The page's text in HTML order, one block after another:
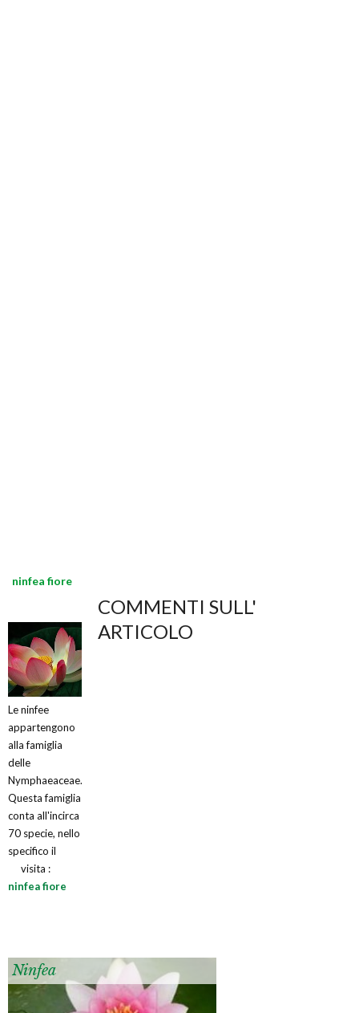
ninfea fiore
Le ninfee
appartengono
alla famiglia
delle
Nymphaeaceae.
Questa famiglia
conta all'incirca
70 specie, nello
specifico il
visita :
ninfea fiore
COMMENTI SULL'
ARTICOLO
Ninfea